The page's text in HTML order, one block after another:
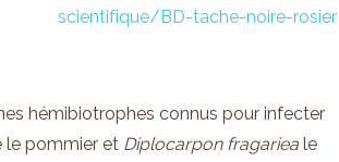
scientifique/BD-tache-noire-rosier
hémibiotrophes connus pour infecter
pommier et Diplocarpon fragariea le